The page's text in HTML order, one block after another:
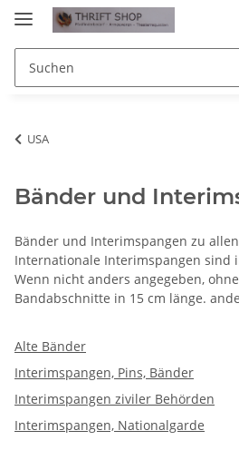
USA
Bänder und
Bänder und Interimspangen zu
Internationale Interimspangen sind
Wenn nicht anders angegeben,
Bandabschnitte in 15 cm länge.
Alte Bänder
Interimspangen, Pins, Bänder
Interimspangen ziviler Behörden
Interimspangen, Nationalgarde